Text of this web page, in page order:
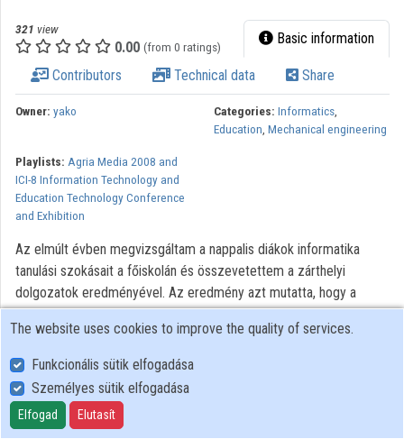
321 view
0.00 (from 0 ratings) Basic information
Contributors Technical data Share
Owner: yako Categories: Informatics,
Education, Mechanical engineering
Playlists: Agria Media 2008 and
ICI-8 Information Technology and
Education Technology Conference
and Exhibition
Az elmúlt évben megvizsgáltam a nappalis diákok informatika
tanulási szokásait a főiskolán és összevetettem a zárthelyi
dolgozatok eredményével. Az eredmény azt mutatta, hogy a
diákok nem tanulnak szinte semmit és az előadások anyagát is a
zárthelyi dolgozat napján töltik le nagyon sokan. Ebben a tanévben
a diákokkal kitöltettem egy informatika tesztet, melyben a
kérdések az általánosiskolai és középiskolai tananyag alapján
vannak összeállítva. Szerettem volna megtudni, hogy a diákok a
Nemzeti alaptarterv informatikával szemben való elvárásaiból mi
The website uses cookies to improve the quality of services.
Funkcionális sütik elfogadása
Személyes sütik elfogadása
Elfogad Elutasít